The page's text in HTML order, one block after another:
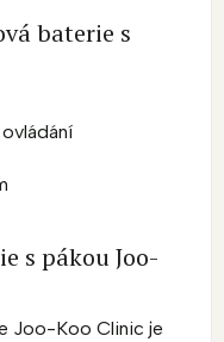
baterie s
s pákou Joo-
Joo-Koo Clinic je